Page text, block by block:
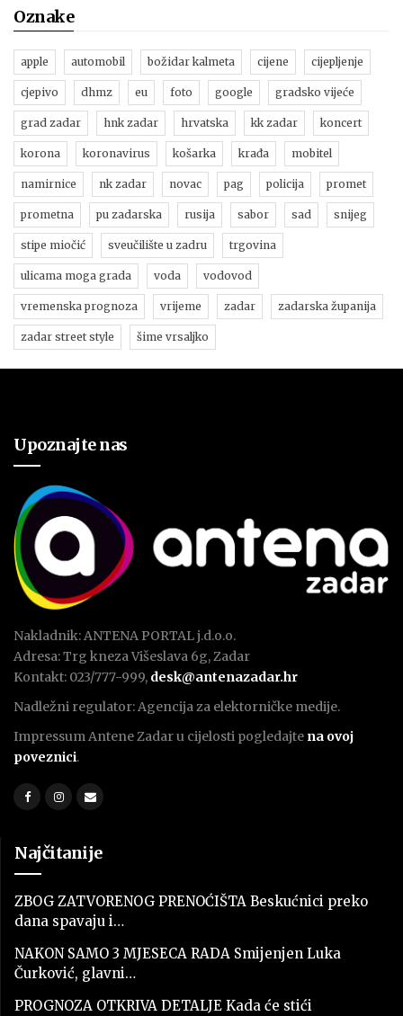
Oznake
apple automobil božidar kalmeta cijene cijepljenje
cjepivo dhmz eu foto google gradsko vijeće
grad zadar hnk zadar hrvatska kk zadar koncert
korona koronavirus košarka krađa mobitel
namirnice nk zadar novac pag policija promet
prometna pu zadarska rusija sabor sad snijeg
stipe miočić sveučilište u zadru trgovina
ulicama moga grada voda vodovod
vremenska prognoza vrijeme zadar zadarska županija
zadar street style šime vrsaljko
Upoznajte nas
Nakladnik: ANTENA PORTAL j.d.o.o.
Adresa: Trg kneza Višeslava 6g, Zadar
Kontakt: 023/777-999, desk@antenazadar.hr
Nadležni regulator: Agencija za elektorničke medije.
Impressum Antene Zadar u cijelosti pogledajte na ovoj
poveznici.
Najčitanije
ZBOG ZATVORENOG PRENOĆIŠTA Beskućnici preko
dana spavaju i…
NAKON SAMO 3 MJESECA RADA Smijenjen Luka
Čurković, glavni…
PROGNOZA OTKRIVA DETALJE Kada će stići